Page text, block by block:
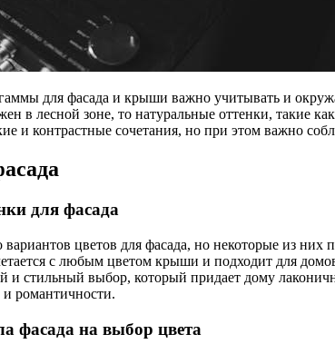
для фасада и крыши важно учитывать и
в лесной зоне, то натуральные оттенки, такие
и контрастные сочетания, но при этом важно
для фасада
цветов для фасада, но некоторые из
с любым цветом крыши и подходит для
и стильный выбор, который придает дому
и романтичности.
фасада на выбор цвета